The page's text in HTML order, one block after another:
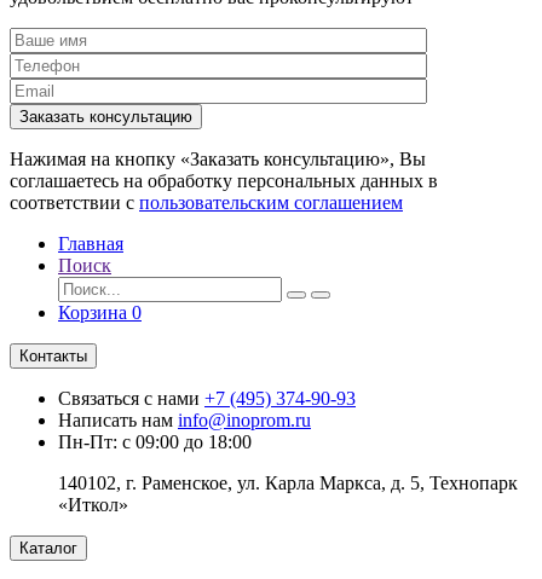
Заказать консультацию
Нажимая на кнопку «Заказать консультацию», Вы
соглашаетесь на обработку персональных данных в
соответствии с пользовательским соглашением
Главная
Поиск
Корзина 0
Контакты
Связаться с нами +7 (495) 374-90-93
Написать нам info@inoprom.ru
Пн-Пт: с 09:00 до 18:00
140102, г. Раменское, ул. Карла Маркса, д. 5, Технопарк
«Иткол»
Каталог